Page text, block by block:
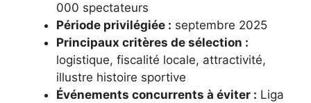
000 spectateurs
Période privilégiée : septembre 2025
Principaux critères de sélection :
logistique, fiscalité locale, attractivité,
illustre histoire sportive
Événements concurrents à éviter : Liga